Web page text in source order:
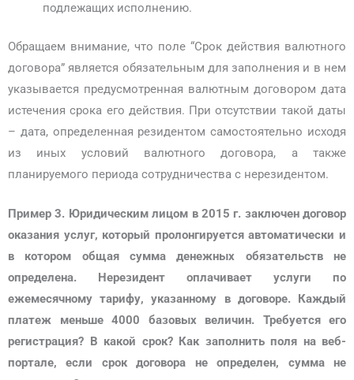
подлежащих исполнению.
Обращаем внимание, что поле “Срок действия валютного
договора” является обязательным для заполнения и в нем
указывается предусмотренная валютным договором дата
истечения срока его действия. При отсутствии такой даты
– дата, определенная резидентом самостоятельно исходя
из иных условий валютного договора, а также
планируемого периода сотрудничества с нерезидентом.
Пример 3. Юридическим лицом в 2015 г. заключен договор
оказания услуг, который пролонгируется автоматически и
в котором общая сумма денежных обязательств не
определена. Нерезидент оплачивает услуги по
ежемесячному тарифу, указанному в договоре. Каждый
платеж меньше 4000 базовых величин. Требуется его
регистрация? В какой срок? Как заполнить поля на веб-
портале, если срок договора не определен, сумма не